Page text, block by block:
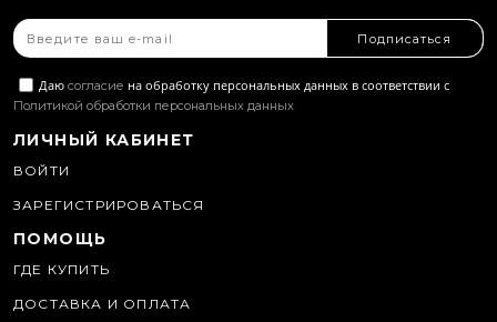
Подписаться
Даю согласие на обработку персональных данных в соответствии с
Политикой обработки персональных данных
ЛИЧНЫЙ КАБИНЕТ
ВОЙТИ
ЗАРЕГИСТРИРОВАТЬСЯ
ПОМОЩЬ
ГДЕ КУПИТЬ
ДОСТАВКА И ОПЛАТА